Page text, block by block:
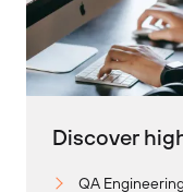
Discover
QA